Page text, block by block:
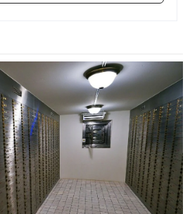
んなのありかよ…退職金2,000万円・
きてきたのに…」年金35万円の66歳
万円〉が定年後わずか1年で“消
07/27
たな！」離婚後、年金機構から届い
円・65歳夫だけを老後破産危機に陥
い一撃【FPが解説】2026/07/25